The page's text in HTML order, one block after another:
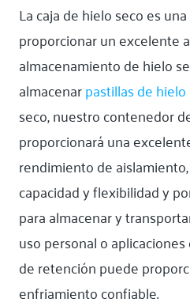
La caja de hielo seco es
proporcionar un excelente
almacenamiento de hielo
almacenarpastillas de hielo
seco, nuestro contenedor
proporcionará una
rendimiento de
capacidad y flexibilidad y
para almacenar y
uso personal o
de retención puede
enfriamiento confiable.